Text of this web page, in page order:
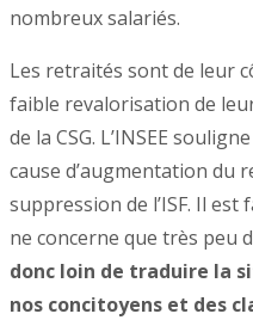
nombreux salariés.
Les retraités sont de leur
faible revalorisation de
de la CSG. L’INSEE
cause d’augmentation du
suppression de l’ISF. Il est
ne concerne que très peu
donc loin de traduire la
nos concitoyens et des